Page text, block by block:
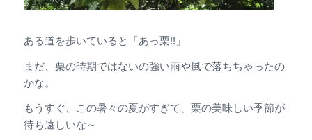
ある道を歩いていると「あっ栗!!」
まだ、栗の時期ではないの強い雨や風で落ちちゃったの
かな。
もうすぐ、この暑々の夏がすぎて、栗の美味しい季節が
待ち遠しいな～